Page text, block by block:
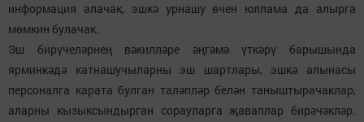
информация алачак, эшкә урнашу өчен юллама да алырга
мөмкин булачак.
Эш бирүчеләрнең вәкилләре әңгәмә үткәрү барышында
ярминкәдә катнашучыларны эш шартлары, эшкә алынасы
персоналга карата булган таләпләр белән таныштырачаклар,
аларны кызыксындырган сорауларга җаваплар бирәчәкләр.